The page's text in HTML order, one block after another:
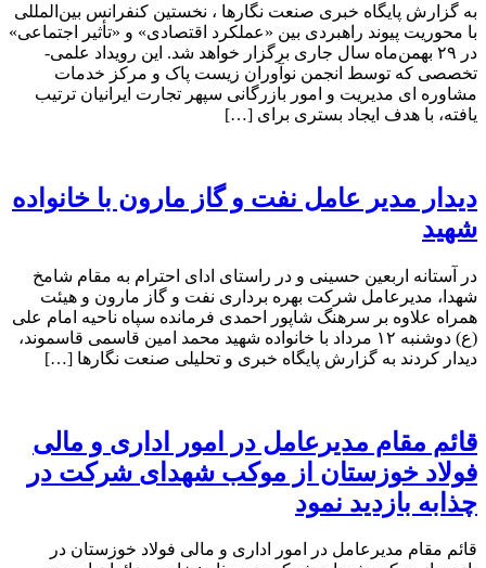
به گزارش پایگاه خبری صنعت نگارها ، نخستین کنفرانس بین‌المللی
با محوریت پیوند راهبردی بین «عملکرد اقتصادی» و «تأثیر اجتماعی»
در ۲۹ بهمن‌ماه سال جاری برگزار خواهد شد. این رویداد علمی-
تخصصی که توسط انجمن نوآوران زیست پاک و مرکز خدمات
مشاوره ای مدیریت و امور بازرگانی سپهر تجارت ایرانیان ترتیب
یافته، با هدف ایجاد بستری برای […]
دیدار مدیر عامل نفت و گاز مارون با خانواده
شهید
در آستانه اربعین حسینی و در راستای ادای احترام به مقام شامخ
شهدا، مدیرعامل شرکت بهره برداری نفت و گاز مارون و هیئت
همراه علاوه بر سرهنگ شاپور احمدی فرمانده سپاه ناحیه امام علی
(ع) دوشنبه ۱۲ مرداد با خانواده شهید محمد امین قاسمی قاسموند،
دیدار کردند به گزارش پایگاه خبری و تحلیلی صنعت نگارها […]
قائم مقام مدیرعامل در امور اداری و مالی
فولاد خوزستان از موکب شهدای شرکت در
چذابه بازدید نمود
قائم مقام مدیرعامل در امور اداری و مالی فولاد خوزستان در